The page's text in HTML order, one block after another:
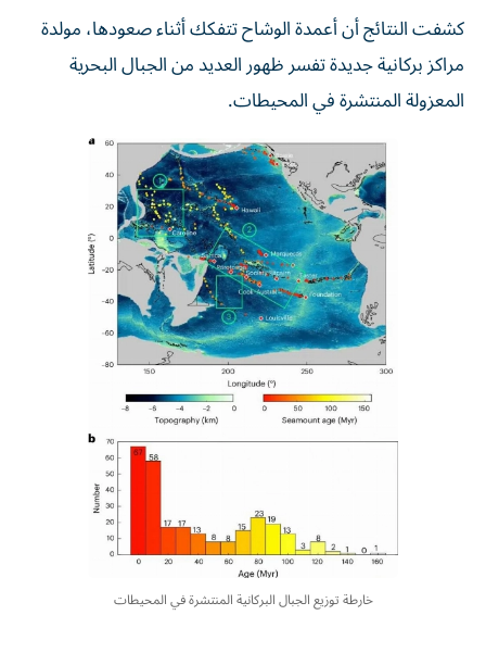
كشفت النتائج أن أعمدة الوشاح تتفكك أثناء صعودها، مولدة
مراكز بركانية جديدة تفسر ظهور العديد من الجبال البحرية
المعزولة المنتشرة في المحيطات.
خارطة توزيع الجبال البركانية المنتشرة في المحيطات